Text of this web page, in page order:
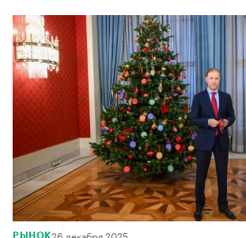
РЫНОК26 декабря 2025